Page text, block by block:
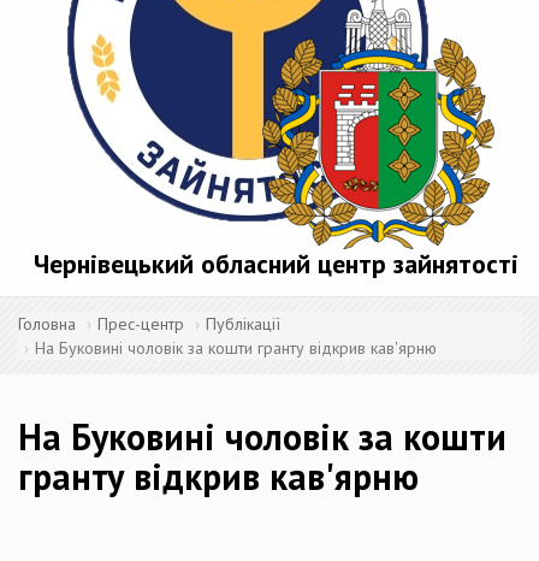
Чернівецький обласний центр зайнятості
Головна Прес-центр
Публікації
На Буковині чоловік за кошти гранту відкрив кав'ярню
На Буковині чоловік за кошти
гранту відкрив кав'ярню